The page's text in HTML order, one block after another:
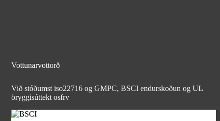
Vottunarvottorð
Við stóðumst iso22716 og GMPC, BSCI endurskoðun og UL
öryggisúttekt osfrv